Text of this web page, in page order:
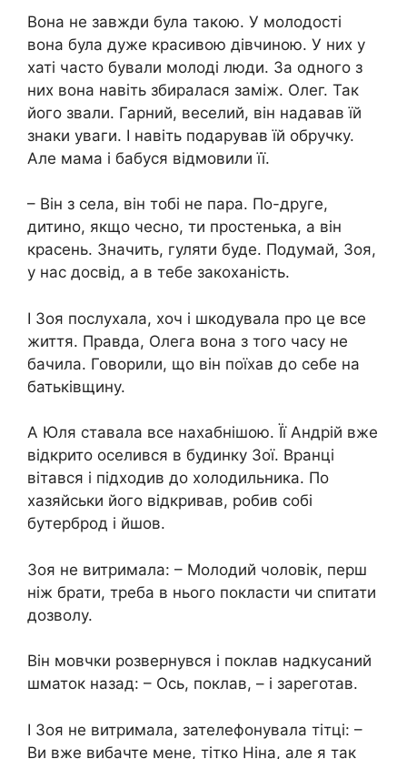
Вона не завжди була такою. У молодості
вона була дуже красивою дівчиною. У них у
хаті часто бували молоді люди. За одного з
них вона навіть збиралася заміж. Олег. Так
його звали. Гарний, веселий, він надавав їй
знаки уваги. І навіть подарував їй обручку.
Але мама і бабуся відмовили її.
– Він з села, він тобі не пара. По-друге,
дитино, якщо чесно, ти простенька, а він
красень. Значить, гуляти буде. Подумай, Зоя,
у нас досвід, а в тебе закоханість.
І Зоя послухала, хоч і шкодувала про це все
життя. Правда, Олега вона з того часу не
бачила. Говорили, що він поїхав до себе на
батьківщину.
А Юля ставала все нахабнішою. Її Андрій вже
відкрито оселився в будинку Зої. Вранці
вітався і підходив до холодильника. По
хазяйськи його відкривав, робив собі
бутерброд і йшов.
Зоя не витримала: – Молодий чоловік, перш
ніж брати, треба в нього покласти чи спитати
дозволу.
Він мовчки розвернувся і поклав надкусаний
шматок назад: – Ось, поклав, – і зареготав.
І Зоя не витримала, зателефонувала тітці: –
Ви вже вибачте мене, тітко Ніна, але я так